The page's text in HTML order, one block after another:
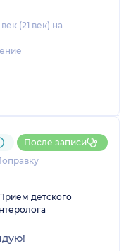
(21 век) на
После записи
детского